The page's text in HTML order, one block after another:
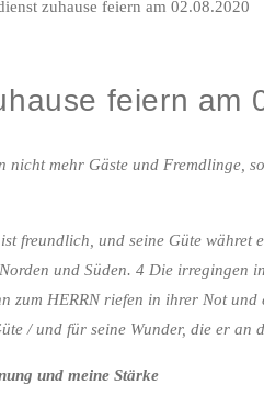
feiern am
nicht mehr Gäste und Fremdlinge,
freundlich, und seine Güte
und Süden. 4 Die
zum HERRN riefen in ihrer Not
/ und für seine Wunder, die er
und meine Stärke